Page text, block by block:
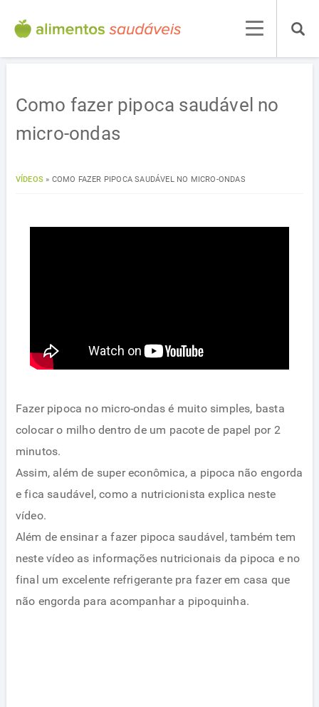
Como fazer pipoca saudável no
micro-ondas
VÍDEOS» COMO FAZER PIPOCA SAUDÁVEL NO MICRO-ONDAS
Fazer pipoca no micro-ondas é muito simples, basta
colocar o milho dentro de um pacote de papel por 2
minutos.
Assim, além de super econômica, a pipoca não engorda
e fica saudável, como a nutricionista explica neste
vídeo.
Além de ensinar a fazer pipoca saudável, também tem
neste vídeo as informações nutricionais da pipoca e no
final um excelente refrigerante pra fazer em casa que
não engorda para acompanhar a pipoquinha.